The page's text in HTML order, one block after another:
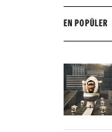
EN POPÜLER